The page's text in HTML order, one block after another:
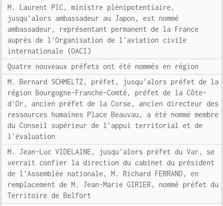
M. Laurent PIC, ministre plénipotentiaire,
jusqu'alors ambassadeur au Japon, est nommé
ambassadeur, représentant permanent de la France
auprès de l'Organisation de l'aviation civile
internationale (OACI)
Quatre nouveaux préfets ont été nommés en région
M. Bernard SCHMELTZ, préfet, jusqu'alors préfet de la
région Bourgogne-Franche-Comté, préfet de la Côte-
d'Or, ancien préfet de la Corse, ancien directeur des
ressources humaines Place Beauvau, a été nommé membre
du Conseil supérieur de l'appui territorial et de
l'évaluation
M. Jean-Luc VIDELAINE, jusqu'alors préfet du Var, se
verrait confier la direction du cabinet du président
de l'Assemblée nationale, M. Richard FERRAND, en
remplacement de M. Jean-Marie GIRIER, nommé préfet du
Territoire de Belfort